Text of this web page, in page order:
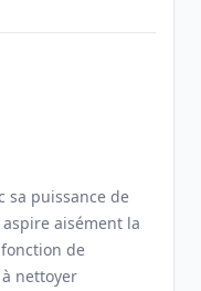
sa puissance de
aisément la
de
nettoyer